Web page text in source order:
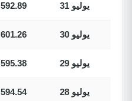
31 يوليو 592.89
30 يوليو 601.26
29 يوليو 595.38
28 يوليو 594.54